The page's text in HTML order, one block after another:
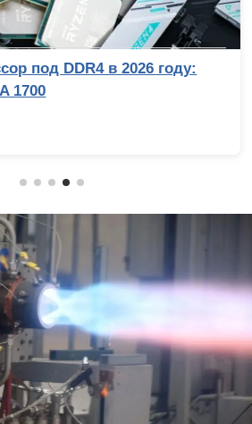
под DDR4 в 2026 году:
1700